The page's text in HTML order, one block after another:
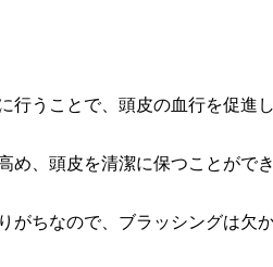
うことで、頭皮の血行を促進
、頭皮を清潔に保つことができ
ちなので、ブラッシングは欠か